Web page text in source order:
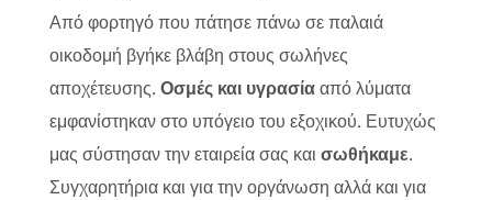
Από φορτηγό που πάτησε πάνω σε παλαιά
οικοδομή βγήκε βλάβη στους σωλήνες
αποχέτευσης. Οσμές και υγρασίααπό λύματα
εμφανίστηκαν στο υπόγειο του εξοχικού. Ευτυχώς
μας σύστησαν την εταιρεία σας και σωθήκαμε.
Συγχαρητήρια και για την οργάνωση αλλά και για